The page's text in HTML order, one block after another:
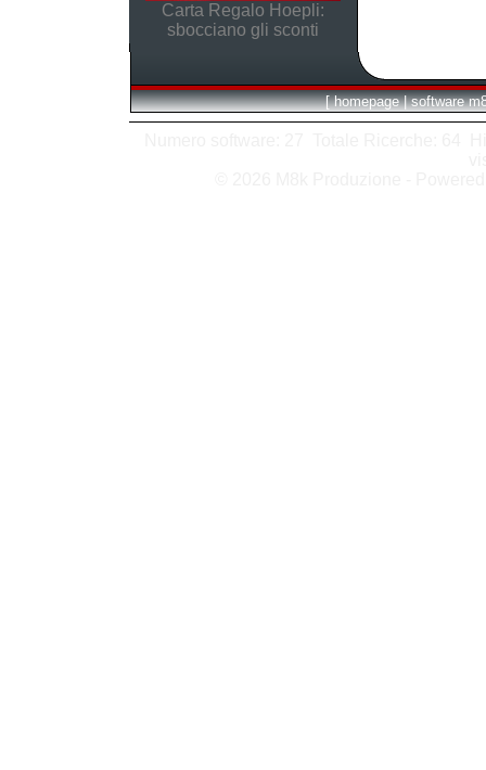
Carta Regalo Hoepli:
sbocciano gli sconti
[ homepage | software